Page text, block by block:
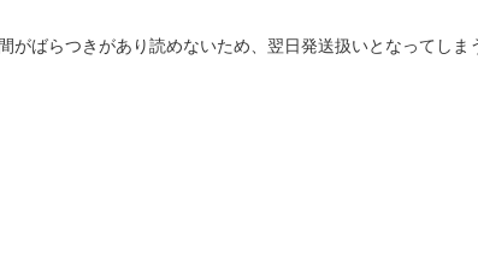
がばらつきがあり読めないため、翌日発送扱いとなってし